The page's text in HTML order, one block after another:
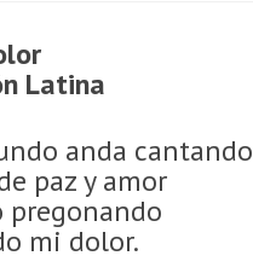
Latina
anda cantando
paz y amor
pregonando
mi dolor.